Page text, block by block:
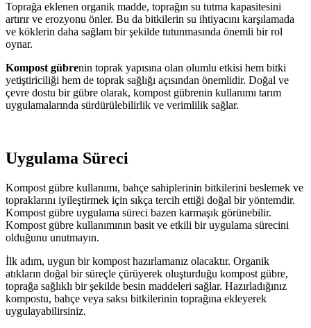
Toprağa eklenen organik madde, toprağın su tutma kapasitesini
artırır ve erozyonu önler. Bu da bitkilerin su ihtiyacını karşılamada
ve köklerin daha sağlam bir şekilde tutunmasında önemli bir rol
oynar.
Kompost gübrenin toprak yapısına olan olumlu etkisi hem bitki
yetiştiriciliği hem de toprak sağlığı açısından önemlidir. Doğal ve
çevre dostu bir gübre olarak, kompost gübrenin kullanımı tarım
uygulamalarında sürdürülebilirlik ve verimlilik sağlar.
Uygulama Süreci
Kompost gübre kullanımı, bahçe sahiplerinin bitkilerini beslemek ve
topraklarını iyileştirmek için sıkça tercih ettiği doğal bir yöntemdir.
Kompost gübre uygulama süreci bazen karmaşık görünebilir.
Kompost gübre kullanımının basit ve etkili bir uygulama sürecini
olduğunu unutmayın.
İlk adım, uygun bir kompost hazırlamanız olacaktır. Organik
atıkların doğal bir süreçle çürüyerek oluşturduğu kompost gübre,
toprağa sağlıklı bir şekilde besin maddeleri sağlar. Hazırladığınız
kompostu, bahçe veya saksı bitkilerinin toprağına ekleyerek
uygulayabilirsiniz.